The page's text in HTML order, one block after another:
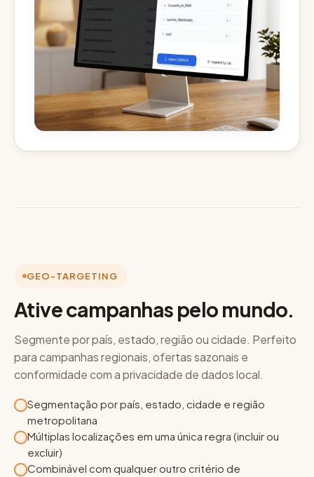
GEO-TARGETING
Ative campanhas pelo mundo.
Segmente por país, estado, região ou cidade. Perfeito
para campanhas regionais, ofertas sazonais e
conformidade com a privacidade de dados local.
Segmentação por país, estado, cidade e região
metropolitana
Múltiplas localizações em uma única regra (incluir ou
excluir)
Combinável com qualquer outro critério de